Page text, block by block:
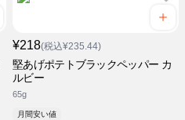
¥218(税込¥235.44)
堅あげポテトブラックペッパー カ
ルビー
65g
月間安い値